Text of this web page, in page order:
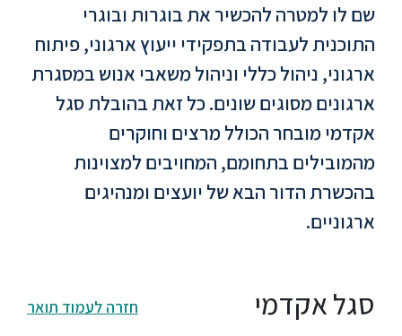
תואר
ראשון
היחידה
ללימודי
אנגלית
ועברית
תואר
המרכז
הקדם
שם לו למטרה להכשיר את בוגרות ובוגרי
התוכנית לעבודה בתפקידי ייעוץ ארגוני, פיתוח
ארגוני, ניהול כללי וניהול משאבי אנוש במסגרת
ארגונים מסוגים שונים. כל זאת בהובלת סגל
אקדמי מובחר הכולל מרצים וחוקרים
מהמובילים בתחומם, המחויבים למצוינות
בהכשרת הדור הבא של יועצים ומנהיגים
ארגוניים.
סגל אקדמי חזרה לעמוד תואר